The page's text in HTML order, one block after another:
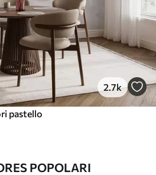
2.7k
pastello
POPOLARI